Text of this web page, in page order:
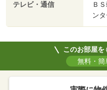
テレビ・通信
Ｂ
ン
このお部屋を
無料・簡